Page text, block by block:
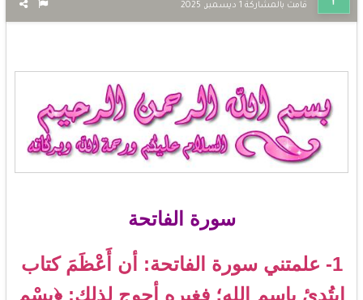
قامت بالمشاركة 1 ديسمبر, 2025
سورة الفاتحة
1- علمتني سورة الفاتحة: أن أَعْظَمَ كتاب
ابتُدِئ باسم الله؛ فغيره أحوج لذلك: ﴿بِسْمِ